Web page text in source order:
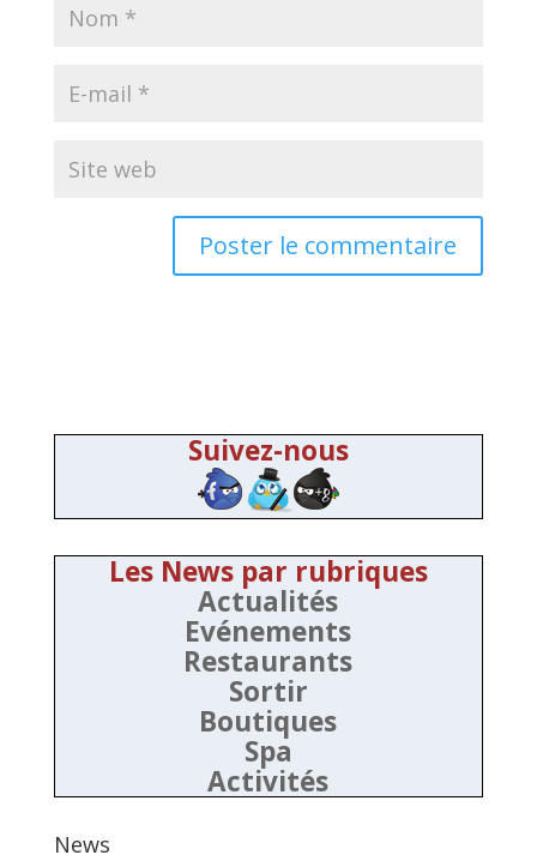
Suivez-nous
Les News par rubriques
Actualités
Evénements
Restaurants
Sortir
Boutiques
Spa
Activités
News